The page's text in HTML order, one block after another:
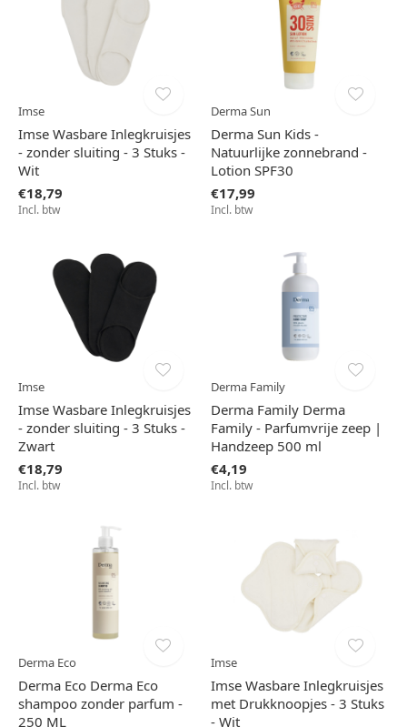
Imse
Imse Wasbare Inlegkruisjes
- zonder sluiting - 3 Stuks -
Wit
€18,79
Incl. btw
Derma Sun
Derma Sun Kids -
Natuurlijke zonnebrand -
Lotion SPF30
€17,99
Incl. btw
Imse
Imse Wasbare Inlegkruisjes
- zonder sluiting - 3 Stuks -
Zwart
€18,79
Incl. btw
Derma Family
Derma Family Derma
Family - Parfumvrije zeep |
Handzeep 500 ml
€4,19
Incl. btw
Derma Eco
Derma Eco Derma Eco
shampoo zonder parfum -
250 ML
Imse
Imse Wasbare Inlegkruisjes
met Drukknoopjes - 3 Stuks
- Wit